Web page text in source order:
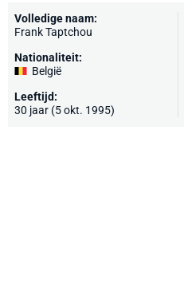
Volledige naam:
Frank Taptchou
Nationaliteit:
België
Leeftijd:
30 jaar (5 okt. 1995)